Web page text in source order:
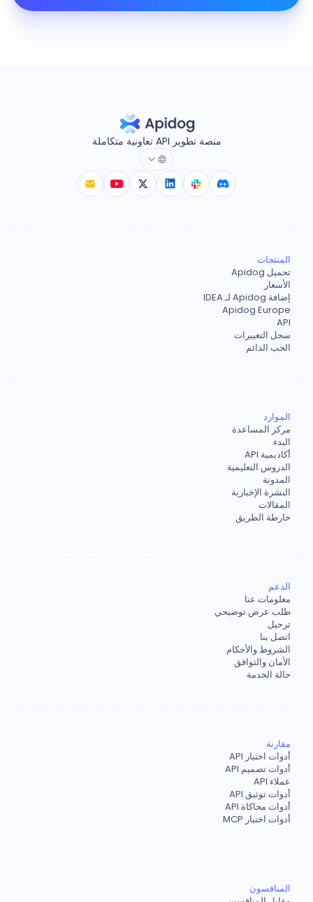
منصة تطوير API تعاونية متكاملة
المنتجات
تحميل Apidog
الأسعار
إضافة Apidog لـ IDEA
Apidog Europe
API
سجل التغييرات
الحب الدائم
الموارد
مركز المساعدة
البدء
أكاديمية API
الدروس التعليمية
المدونة
النشرة الإخبارية
المقالات
خارطة الطريق
الدعم
معلومات عنا
طلب عرض توضيحي
ترحيل
اتصل بنا
الشروط والأحكام
الأمان والتوافق
حالة الخدمة
مقارنة
أدوات اختبار API
أدوات تصميم API
عملاء API
أدوات توثيق API
أدوات محاكاة API
أدوات اختبار MCP
المنافسون